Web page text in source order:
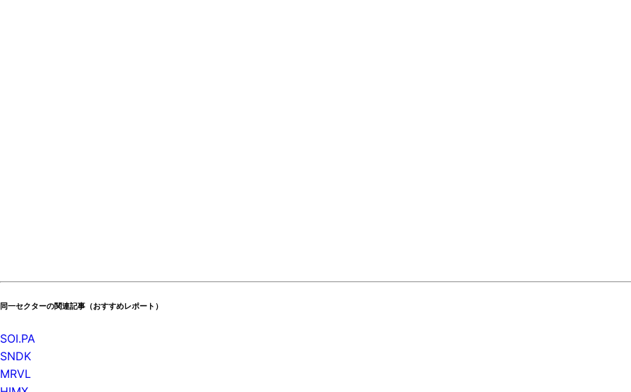
同一セクターの関連記事（おすすめレポート）
SOI.PA
SNDK
MRVL